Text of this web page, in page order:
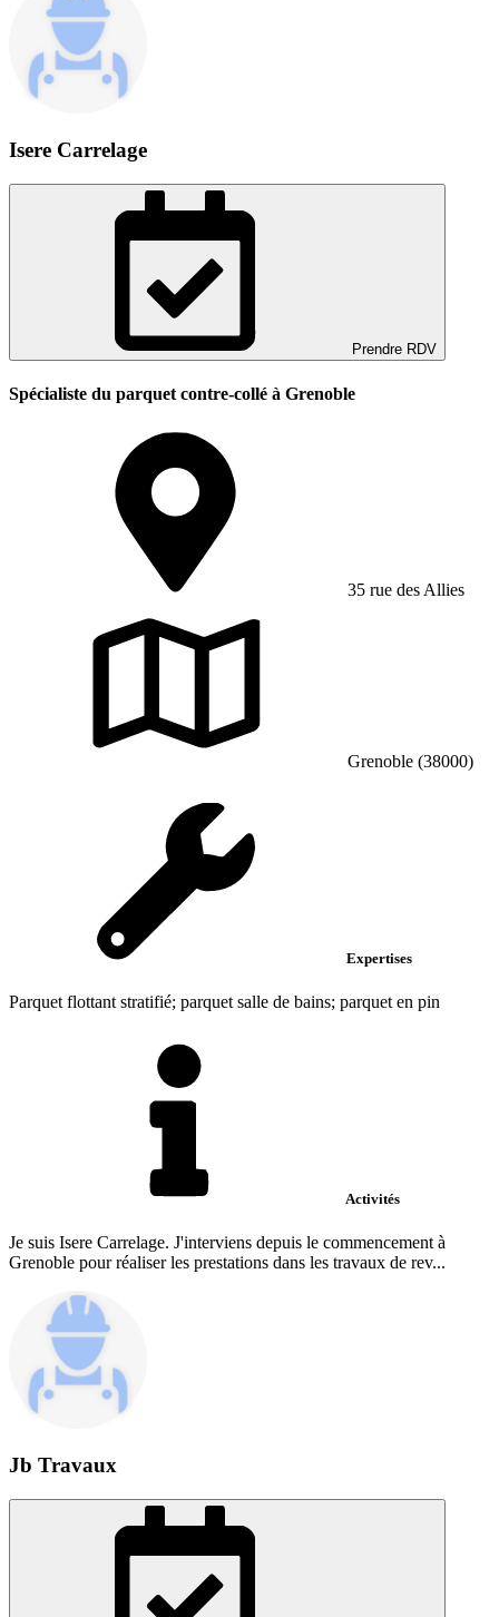
Isere Carrelage
Prendre RDV
Spécialiste du parquet contre-collé à Grenoble
35 rue des Allies
Grenoble (38000)
Expertises
Parquet flottant stratifié; parquet salle de bains; parquet en pin
Activités
Je suis Isere Carrelage. J'interviens depuis le commencement à
Grenoble pour réaliser les prestations dans les travaux de rev...
Jb Travaux